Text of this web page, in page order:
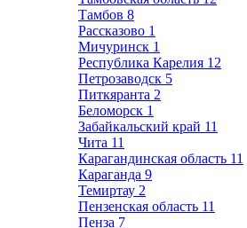
Тамбов 8
Рассказово 1
Мичуринск 1
Республика Карелия 12
Петрозаводск 5
Питкяранта 2
Беломорск 1
Забайкальский край 11
Чита 11
Карагандинская область 11
Караганда 9
Темиртау 2
Пензенская область 11
Пенза 7